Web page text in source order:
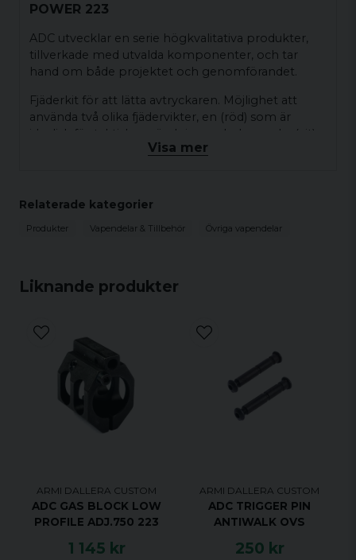
Liknande produkter
ARMI DALLERA CUSTOM
ADC GAS BLOCK LOW
PROFILE ADJ.750 223
1 145 kr
ARMI DALLERA CUSTOM
ADC TRIGGER PIN
ANTIWALK OVS
250 kr
POWER 223
ADC utvecklar en serie högkvalitativa produkter,
tillverkade med utvalda komponenter, och tar
hand om både projektet och genomförandet.
Fjäderkit för att lätta avtryckaren. Möjlighet att
använda två olika fjädervikter, en (röd) som är
idealisk för taktisk användning, och den andra (vit)
för sportaktiviteter, vilket möjliggör en minskning
Visa mer
Relaterade kategorier
Produkter Vapendelar & Tillbehör Övriga vapendelar